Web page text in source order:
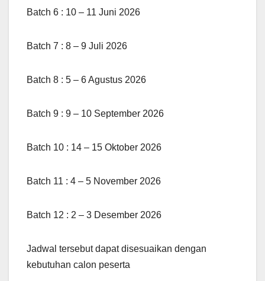
Batch 6 : 10 – 11 Juni 2026
Batch 7 : 8 – 9 Juli 2026
Batch 8 : 5 – 6 Agustus 2026
Batch 9 : 9 – 10 September 2026
Batch 10 : 14 – 15 Oktober 2026
Batch 11 : 4 – 5 November 2026
Batch 12 : 2 – 3 Desember 2026
Jadwal tersebut dapat disesuaikan dengan
kebutuhan calon peserta